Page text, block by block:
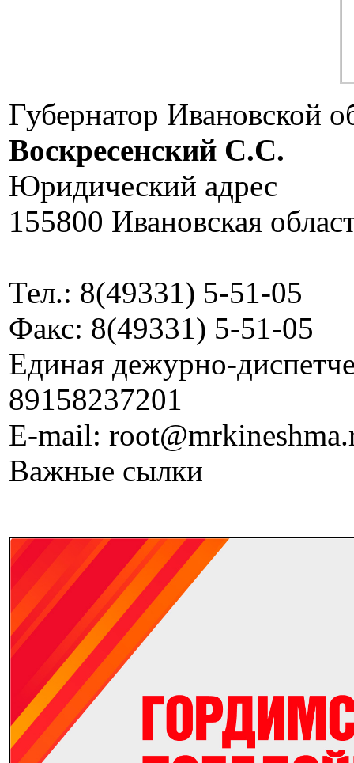
Губернатор Ивановской
Воскресенский C.C.
Юридический адрес
155800 Ивановская
Тел.: 8(49331) 5-51-05
Факс: 8(49331) 5-51-05
Единая дежурно-
89158237201
E-mail:
Важные сылки